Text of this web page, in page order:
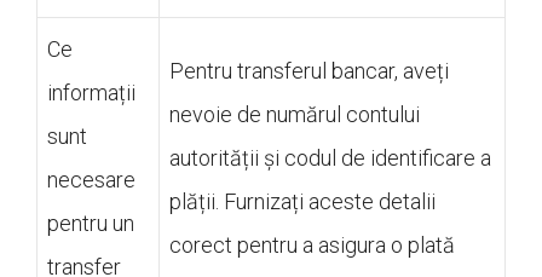
Ce
informații
sunt
necesare
pentru un
transfer
Pentru transferul bancar, aveți
nevoie de numărul contului
autorității și codul de identificare a
plății. Furnizați aceste detalii
corect pentru a asigura o plată